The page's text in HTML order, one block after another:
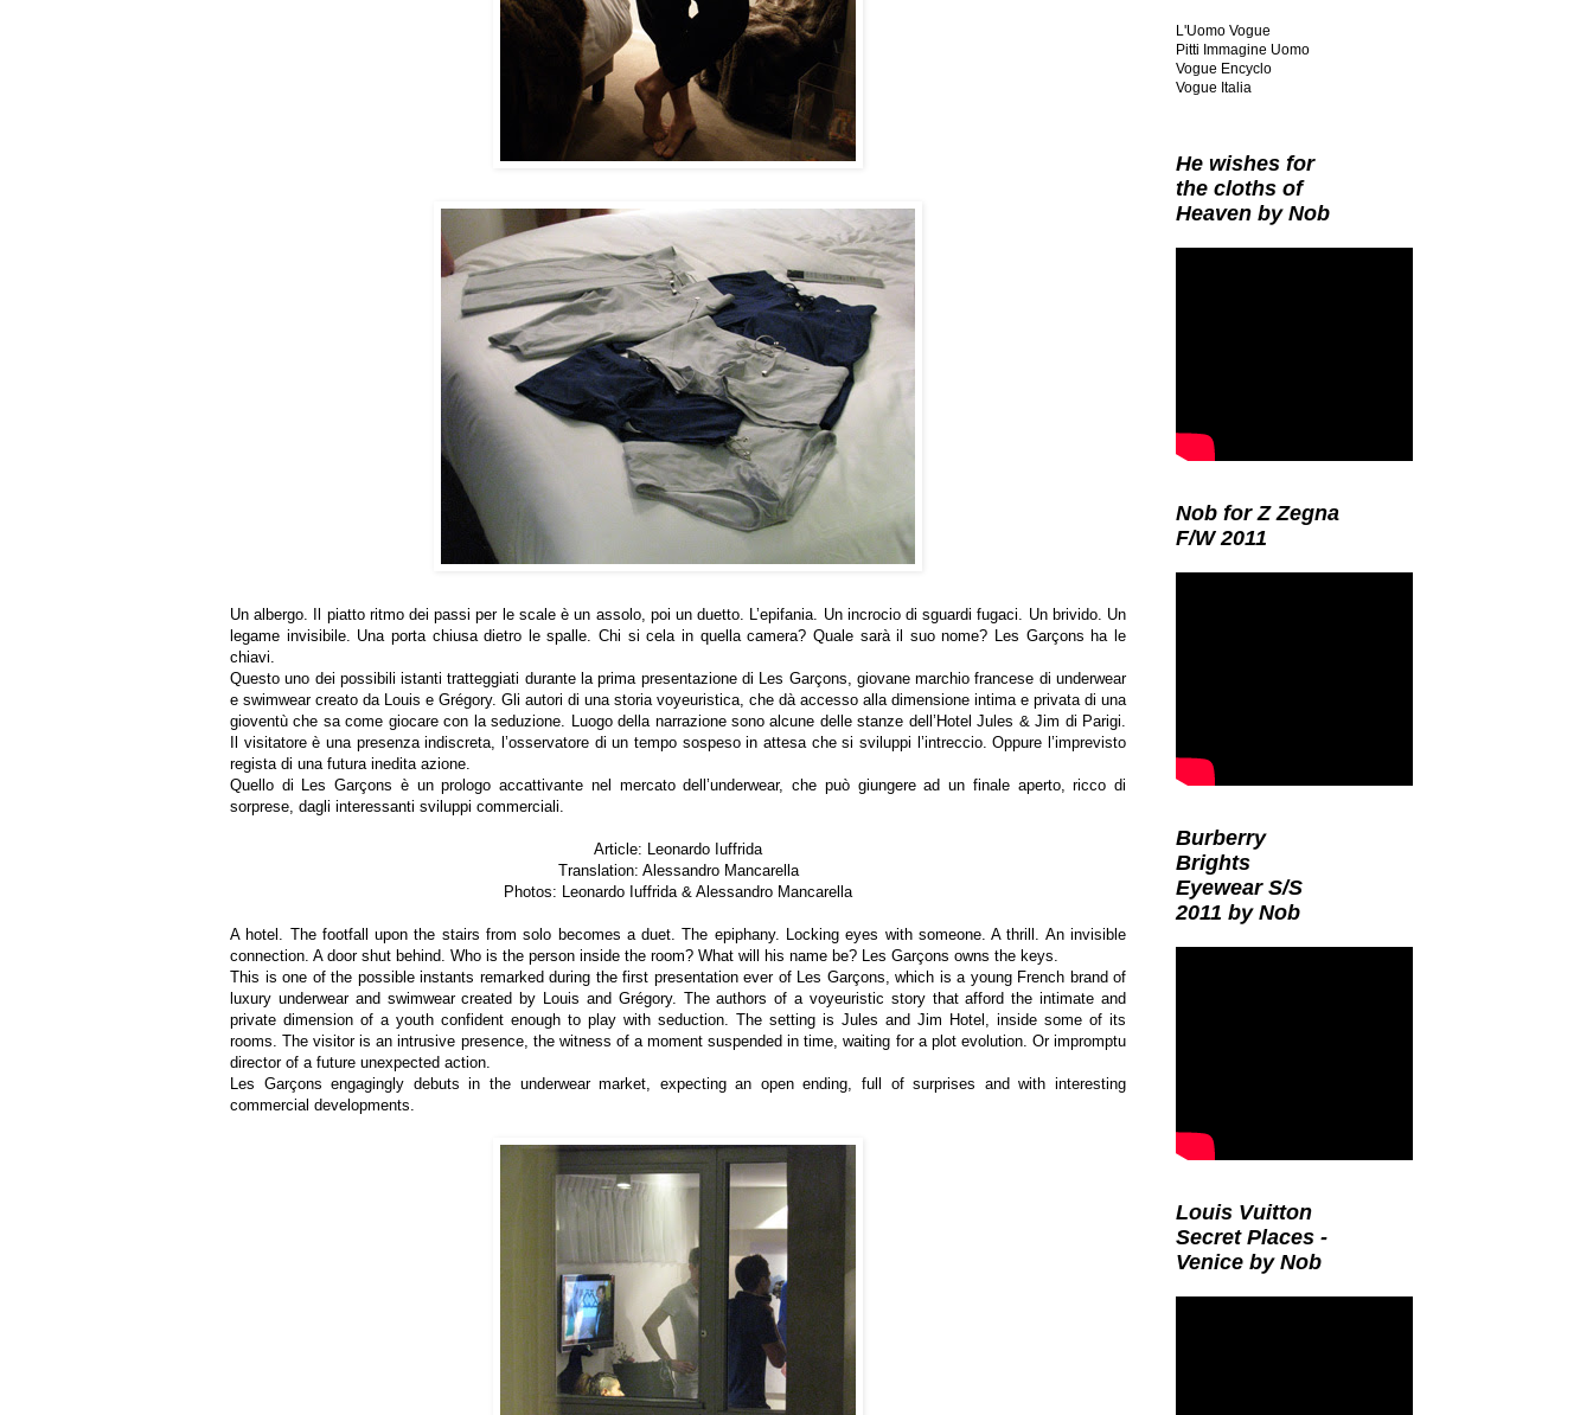
Un albergo. Il piatto ritmo dei passi per le scale è un assolo, poi un duetto. L’epifania. Un incrocio di sguardi fugaci. Un brivido. Un
legame invisibile. Una porta chiusa dietro le spalle. Chi si cela in quella camera? Quale sarà il suo nome? Les Garçonsha le
chiavi.
Questo uno dei possibili istanti tratteggiati durante la prima presentazione di Les Garçons, giovane marchio francese di underwear
e swimwear creato da Louis e Grégory. Gli autori di una storia voyeuristica, che dà accesso alla dimensione intima e privata di una
gioventù che sa come giocare con la seduzione. Luogo della narrazione sono alcune delle stanze dell’Hotel Jules & Jim di Parigi.
Il visitatore è una presenza indiscreta, l’osservatore di un tempo sospeso in attesa che si sviluppi l’intreccio. Oppure l’imprevisto
regista di una futura inedita azione.
Quello di Les Garçons è un prologo accattivante nel mercato dell’underwear, che può giungere ad un finale aperto, ricco di
sorprese, dagli interessanti sviluppi commerciali.
Article: Leonardo Iuffrida
Translation: Alessandro Mancarella
Photos: Leonardo Iuffrida & Alessandro Mancarella
A hotel. The footfall upon the stairs from solo becomes a duet. The epiphany. Locking eyes with someone. A thrill. An invisible
connection. A door shut behind. Who is the person inside the room? What will his name be? Les Garçons owns the keys.
This is one of the possible instants remarked during the first presentation ever of Les Garçons, which is a young French brand of
luxury underwear and swimwear created by Louis and Grégory. The authors of a voyeuristic story that afford the intimate and
private dimension of a youth confident enough to play with seduction. The setting is Jules and Jim Hotel , inside some of its
rooms. The visitor is an intrusive presence, the witness of a moment suspended in time, waiting for a plot evolution. Or impromptu
director of a future unexpected action.
Les Garçons engagingly debuts in the underwear market, expecting an open ending, full of surprises and with interesting
commercial developments.
L'Uomo Vogue
Pitti Immagine Uomo
Vogue Encyclo
Vogue Italia
He wishes for
the cloths of
Heaven by Nob
Nob for Z Zegna
F/W 2011
Burberry
Brights
Eyewear S/S
2011 by Nob
Louis Vuitton
Secret Places -
Venice by Nob